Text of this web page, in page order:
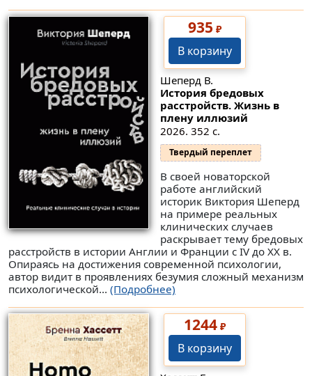
935 ₽
В корзину
Шеперд В.
История бредовых
расстройств. Жизнь в
плену иллюзий
2026. 352 с.
Твердый переплет
В своей новаторской
работе английский
историк Виктория Шеперд
на примере реальных
клинических случаев
раскрывает тему бредовых
расстройств в истории Англии и Франции с IV до XX в.
Опираясь на достижения современной психологии,
автор видит в проявлениях безумия сложный механизм
психологической... (Подробнее)
1244₽
В корзину